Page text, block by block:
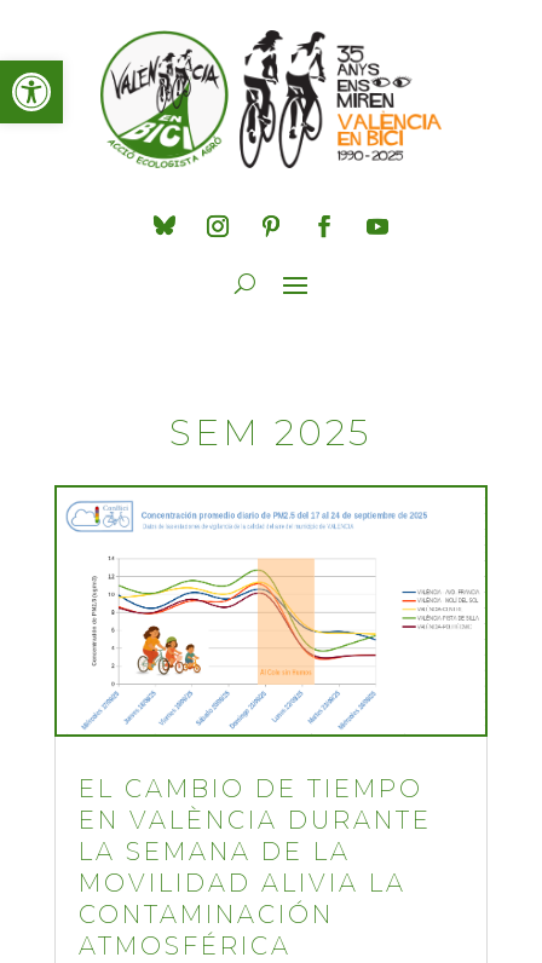
Obre la barra d'eines
SEM 2025
EL CAMBIO DE TIEMPO
EN VALÈNCIA DURANTE
LA SEMANA DE LA
MOVILIDAD ALIVIA LA
CONTAMINACIÓN
ATMOSFÉRICA